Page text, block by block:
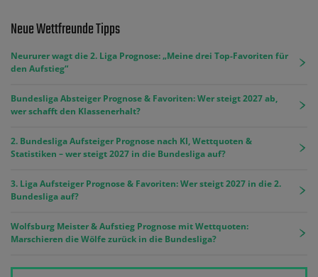
Neue Wettfreunde Tipps
Neururer wagt die 2. Liga Prognose: „Meine drei Top-Favoriten für
den Aufstieg“
Bundesliga Absteiger Prognose & Favoriten: Wer steigt 2027 ab,
wer schafft den Klassenerhalt?
2. Bundesliga Aufsteiger Prognose nach KI, Wettquoten &
Statistiken – wer steigt 2027 in die Bundesliga auf?
3. Liga Aufsteiger Prognose & Favoriten: Wer steigt 2027 in die 2.
Bundesliga auf?
Wolfsburg Meister & Aufstieg Prognose mit Wettquoten:
Marschieren die Wölfe zurück in die Bundesliga?